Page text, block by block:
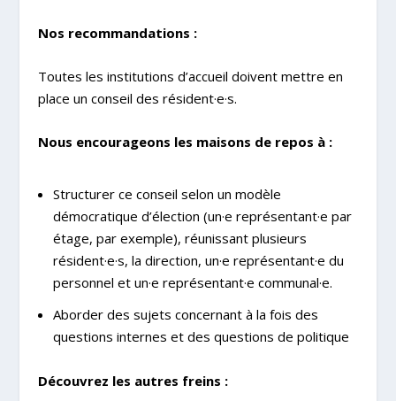
Nos recommandations :
Toutes les institutions d’accueil doivent mettre en
place un conseil des résident·e·s.
Nous encourageons les maisons de repos à :
Structurer ce conseil selon un modèle
démocratique d’élection (un·e représentant·e par
étage, par exemple), réunissant plusieurs
résident·e·s, la direction, un·e représentant·e du
personnel et un·e représentant·e communal·e.
Aborder des sujets concernant à la fois des
questions internes et des questions de politique
Découvrez les autres freins :